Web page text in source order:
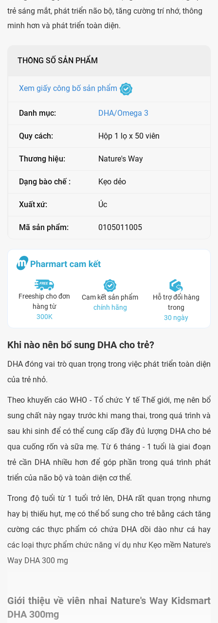
trẻ sáng mắt, phát triển não bộ, tăng cường trí nhớ, thông
minh hơn và phát triển toàn diện.
THÔNG SỐ SẢN PHẨM
Xem giấy công bố sản phẩm
Danh mục: DHA/Omega 3
Quy cách: Hộp 1 lọ x 50 viên
Thương hiệu: Nature's Way
Dạng bào chế : Kẹo dẻo
Xuất xứ: Úc
Mã sản phẩm: 0105011005
Freeship cho đơn
hàng từ
300K
Cam kết sản phẩm
chính hãng
Hỗ trợ đổi hàng
trong
30 ngày
Khi nào nên bổ sung DHA cho trẻ?
DHA đóng vai trò quan trọng trong việc phát triển toàn diện
của trẻ nhỏ.
Theo khuyến cáo WHO - Tổ chức Y tế Thế giới, mẹ nên bổ
sung chất này ngay trước khi mang thai, trong quá trình và
sau khi sinh để có thể cung cấp đầy đủ lượng DHA cho bé
qua cuống rốn và sữa mẹ. Từ 6 tháng - 1 tuổi là giai đoạn
trẻ cần DHA nhiều hơn để góp phần trong quá trình phát
triển của não bộ và toàn diện cơ thể.
Trong độ tuổi từ 1 tuổi trở lên, DHA rất quan trọng nhưng
hay bị thiếu hụt, mẹ có thể bổ sung cho trẻ bằng cách tăng
cường các thực phẩm có chứa DHA dồi dào như cá hay
các loại thực phẩm chức năng ví dụ như Kẹo mềm Nature's
Way DHA 300 mg
Giới thiệu về viên nhai Nature's Way Kidsmart
DHA 300mg